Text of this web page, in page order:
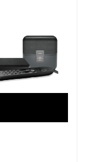
mois, Engagement 12 mois